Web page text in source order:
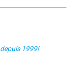
1999!